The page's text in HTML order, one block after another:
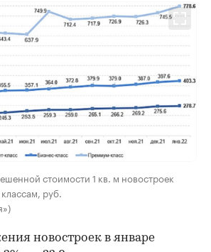
стоимости 1 кв. м новостроек
руб.
новостроек в январе